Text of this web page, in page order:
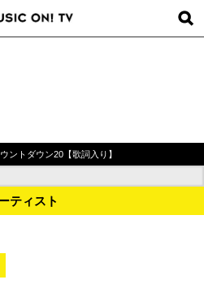
ントダウン20【歌詞入り】
ティスト